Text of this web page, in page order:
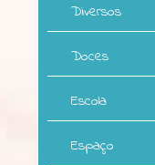
Diversos
Doces
Escola
Espaço